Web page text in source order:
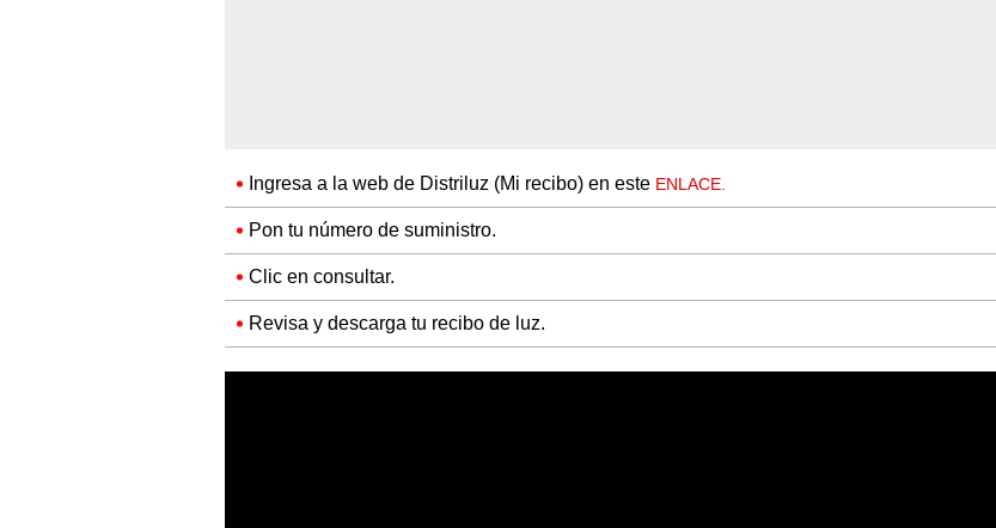
Ingresa a la web de Distriluz (Mi recibo) en este ENLACE.
Pon tu número de suministro.
Clic en consultar.
Revisa y descarga tu recibo de luz.